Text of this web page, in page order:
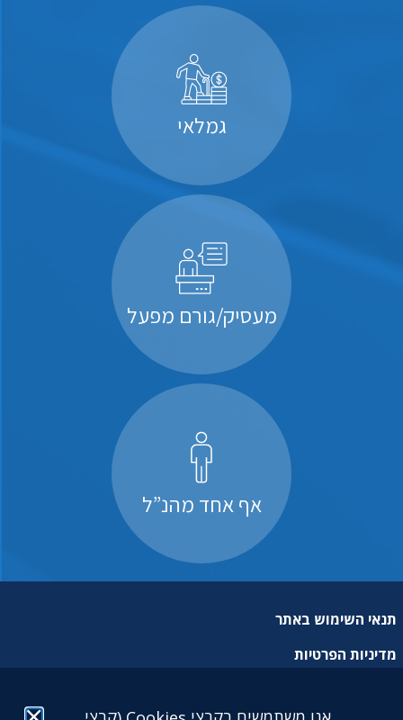
גמלאי
מעסיק/גורם מפעל
אף אחד מהנ”ל
תנאי השימוש באתר
מדיניות הפרטיות